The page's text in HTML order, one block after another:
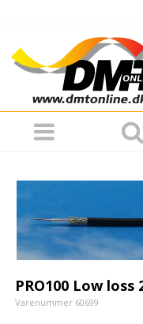
PRO100 Low
Varenummer 60699